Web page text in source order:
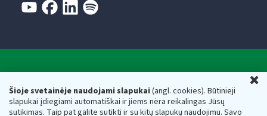
Šioje svetainėje naudojami slapukai(angl. cookies). Būtinieji
slapukai įdiegiami automatiškai ir jiems nėra reikalingas Jūsų
sutikimas. Taip pat galite sutikti ir su kitų slapukų naudojimu. Savo
Respublikos finansų ministerijos
Biudžetinė įstaiga. Juridinio asmens kodas — 188659752,